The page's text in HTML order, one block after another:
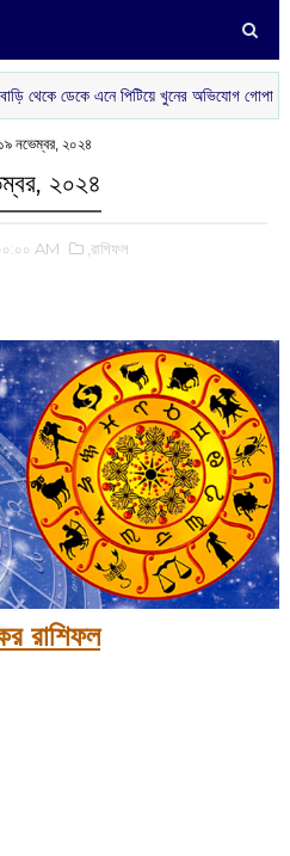
ডেকে এনে পিটিয়ে খুনের অভিযোগ গোপালনগরে
নভেম্বর, ২০২৪
২০২৪
AM ,রাশিফল
রাশিফল